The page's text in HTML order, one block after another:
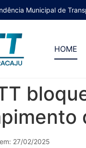
Municipal de
HOME
27/02/2025